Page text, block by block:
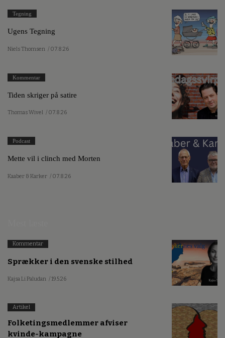
Tegning
Ugens Tegning
Niels Thomsen / 07.8.26
Kommentar
Tiden skriger på satire
Thomas Wivel / 07.8.26
Podcast
Mette vil i clinch med Morten
Kaaber & Karker / 07.8.26
Kommentar
Sprækker i den svenske stilhed
Kajsa Li Paludan / 19.5.26
Artikel
Folketingsmedlemmer afviser
kvinde-kampagne